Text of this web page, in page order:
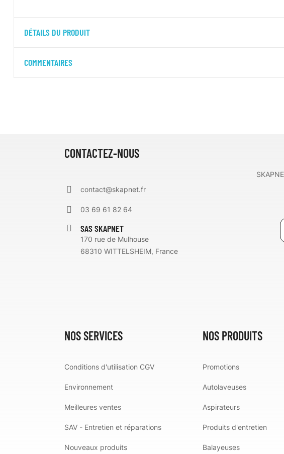
DÉTAILS DU PRODUIT
COMMENTAIRES
CONTACTEZ-NOUS
contact@skapnet.fr
03 69 61 82 64
SAS SKAPNET
170 rue de Mulhouse
68310 WITTELSHEIM, France
NOS SERVICES
Conditions d'utilisation CGV
Environnement
Meilleures ventes
SAV - Entretien et réparations
Nouveaux produits
NOS PRODUITS
Promotions
Autolaveuses
Aspirateurs
Produits d'entretien
Balayeuses